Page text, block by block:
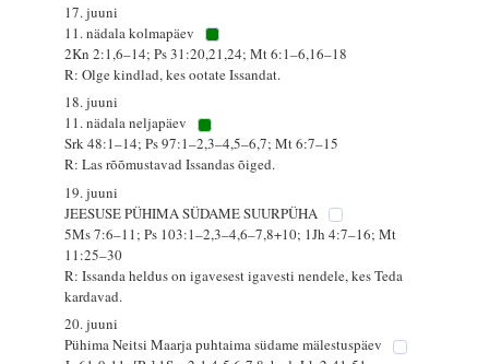
17. juuni
11. nädala kolmapäev
2Kn 2:1,6–14; Ps 31:20,21,24; Mt 6:1–6,16–18
R: Olge kindlad, kes ootate Issandat.
18. juuni
11. nädala neljapäev
Srk 48:1–14; Ps 97:1–2,3–4,5–6,7; Mt 6:7–15
R: Las rõõmustavad Issandas õiged.
19. juuni
JEESUSE PÜHIMA SÜDAME SUURPÜHA
5Ms 7:6–11; Ps 103:1–2,3–4,6–7,8+10; 1Jh 4:7–16; Mt
11:25–30
R: Issanda heldus on igavesest igavesti nendele, kes Teda
kardavad.
20. juuni
Pühima Neitsi Maarja puhtaima südame mälestuspäev